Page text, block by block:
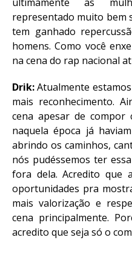
representado muito bem
tem ganhado
homens. Como você
na cena do rap nacional
Drik:Atualmente
mais reconhecimento.
cena apesar de compor
naquela época já
abrindo os caminhos,
nós pudéssemos ter
fora dela. Acredito que
oportunidades pra
mais valorização e
cena principalmente.
acredito que seja só o